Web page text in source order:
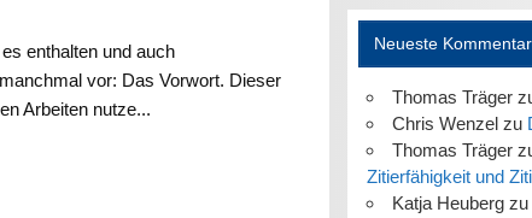
enthalten und auch
vor: Das Vorwort. Dieser
Arbeiten nutze...
Neueste
Thomas Träger
Chris Wenzelzu
Thomas Träger
Zitierfähigkeit und
Katja Heubergzu